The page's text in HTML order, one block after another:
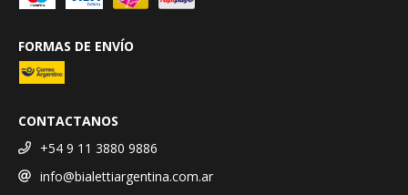
FORMAS DE ENVÍO
CONTACTANOS
+54 9 11 3880 9886
info@bialettiargentina.com.ar